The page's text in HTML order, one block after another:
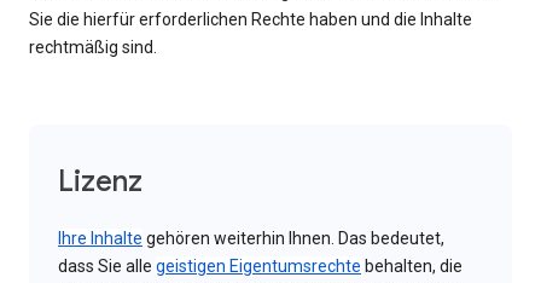
Sie die hierfür erforderlichen Rechte haben und die Inhalte
rechtmäßig sind.
Lizenz
Ihre Inhalte gehören weiterhin Ihnen. Das bedeutet,
dass Sie alle geistigen Eigentumsrechte behalten, die